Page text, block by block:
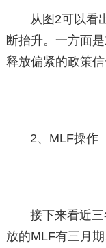
从图2可以看
断抬升。一方面
释放偏紧的政策信
2、MLF操作
接下来看近
放的MLF有三月